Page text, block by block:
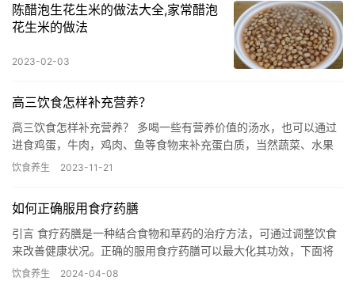
陈醋泡生花生米的做法大全,家常醋泡
花生米的做法
2023-02-03
高三饮食怎样补充营养？
高三饮食怎样补充营养？ 多喝一些有营养价值的汤水，也可以通过
进食鸡蛋，牛肉，鸡肉、鱼等食物来补充蛋白质，当然蔬菜、水果
也不可以缺少。面临高考的孩子学习紧张、压力大，通过各种食物
饮食养生 2023-11-21
如何正确服用食疗药膳
引言 食疗药膳是一种结合食物和草药的治疗方法，可通过调整饮食
来改善健康状况。正确的服用食疗药膳可以最大化其功效，下面将
为您介绍如何正确服用食疗药膳。 1. 寻找专业的食疗师 在开始…
饮食养生 2024-04-08